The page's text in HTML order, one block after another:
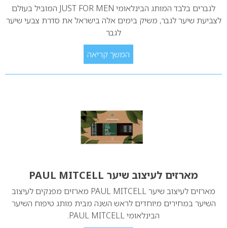
לגברים בלבד המותג הבינלאומי JUST FOR MEN המוביל בעולם
לצביעת שיער לגבר, משיק בימים אלה בישראל את סדרת צבעי שיער
לגבר
המשך קריאה
מארזים לעיצוב שיער PAUL MITCELL
מארזים לעיצוב שיער PAUL MITCELL מארזים מפנקים לעיצוב
השיער במחירים מיוחדים לראש השנה מבית מותג טיפוח השיער
הבינלאומי PAUL MITCELL.